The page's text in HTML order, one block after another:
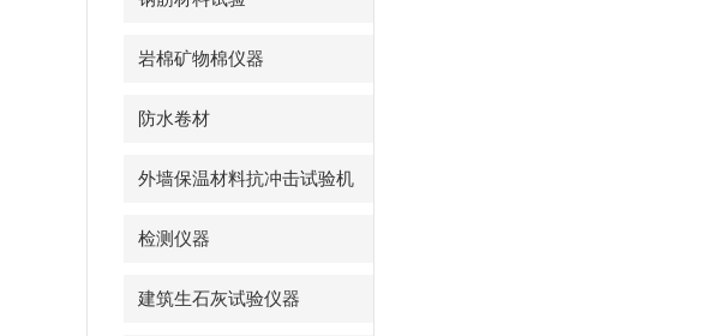
岩棉矿物棉仪器
防水卷材
外墙保温材料抗冲击试验机
检测仪器
建筑生石灰试验仪器